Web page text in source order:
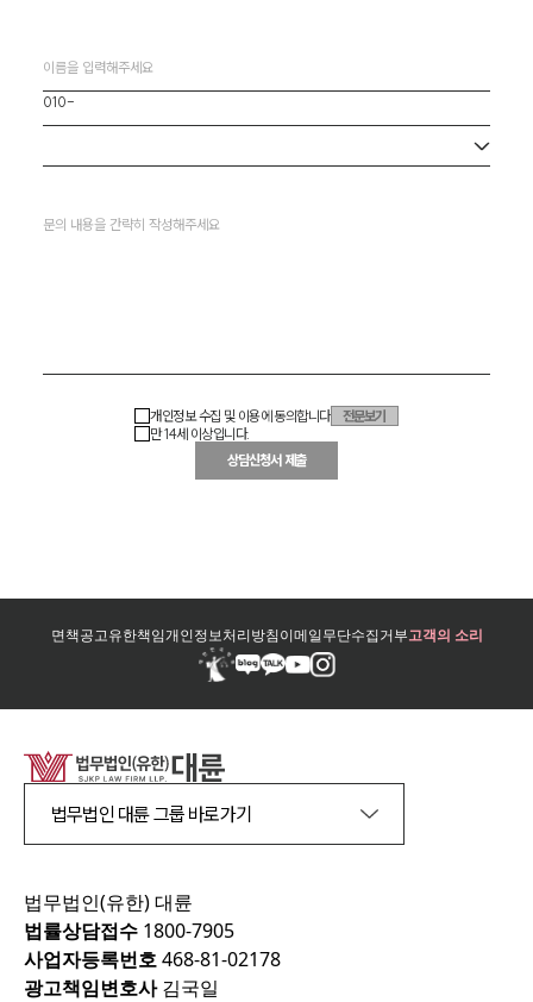
개인정보 수집 및 이용에 동의합니다
전문보기
만 14세 이상입니다.
상담신청서 제출
면책공고유한책임개인정보처리방침이메일무단수집거부고객의 소리
법무법인 대륜 그룹 바로가기
법무법인(유한) 대륜
법률상담접수 1800-7905
사업자등록번호468-81-02178
광고책임변호사김국일